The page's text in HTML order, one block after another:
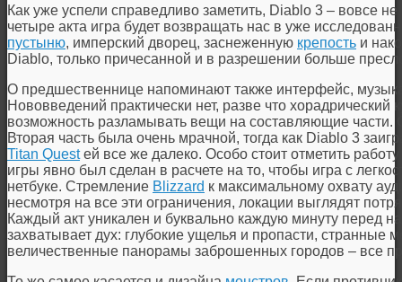
Как уже успели справедливо заметить, Diablo 3 – вовсе
четыре акта игра будет возвращать нас в уже
пустыню, имперский дворец, заснеженную крепость и
Diablo, только причесанной и в разрешении больше
О предшественнице напоминают также интерфейс,
Нововведений практически нет, разве что хорадрический
возможность разламывать вещи на составляющие части.
Вторая часть была очень мрачной, тогда как Diablo 3
Titan Questей все же далеко. Особо стоит отметить
игры явно был сделан в расчете на то, чтобы игра с
нетбуке. Стремление Blizzard к максимальному охвату
несмотря на все эти ограничения, локации выглядят
Каждый акт уникален и буквально каждую минуту перед
захватывает дух: глубокие ущелья и пропасти, странные
величественные панорамы заброшенных городов – все